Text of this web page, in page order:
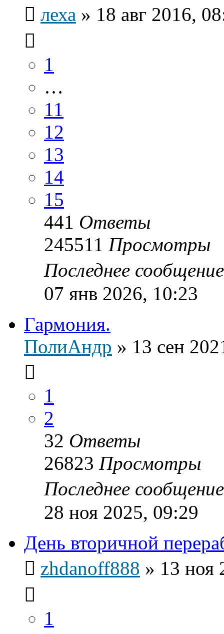
леха » 18 авг 2016,
1
…
11
12
13
14
15
441 Ответы
245511 Просмотры
Последнее
07 янв 2026, 10:23
Гармония.
ПолиАндр » 13 сен
1
2
32 Ответы
26823 Просмотры
Последнее
28 ноя 2025, 09:29
День вторичной
zhdanoff888 » 13 ноя
1